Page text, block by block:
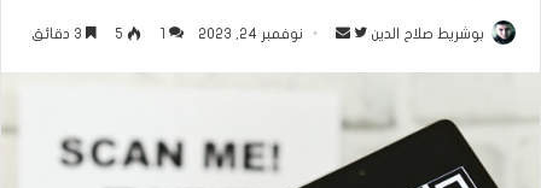
بوشريط صلاح الدين
ت
ع
ر
نوفمبر 24, 2023 1
5